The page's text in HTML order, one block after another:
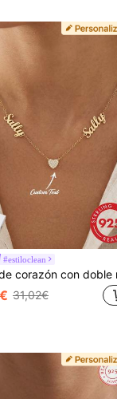
#estiloclean
31,02€